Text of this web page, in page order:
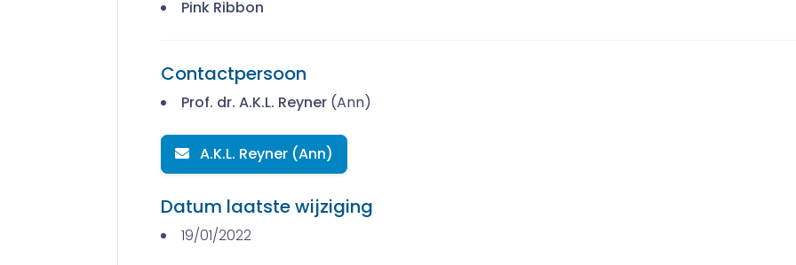
Pink Ribbon
Contactpersoon
Prof. dr. A.K.L. Reyner (Ann)
A.K.L. Reyner (Ann)
Datum laatste wijziging
19/01/2022